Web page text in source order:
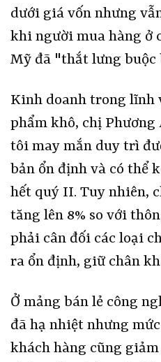
dưới giá vốn nhưng
khi người mua hàng ở
Mỹ đã "thắt lưng buộc
Kinh doanh trong lĩnh
phẩm khô, chị Phương
tôi may mắn duy trì
bản ổn định và có thể
hết quý II. Tuy nhiên,
tăng lên 8% so với
phải cân đối các loại
ra ổn định, giữ chân
Ở mảng bán lẻ công
đã hạ nhiệt nhưng
khách hàng cũng